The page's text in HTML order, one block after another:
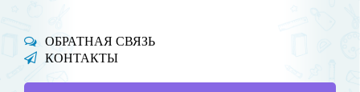
ОБРАТНАЯ СВЯЗЬ
КОНТАКТЫ